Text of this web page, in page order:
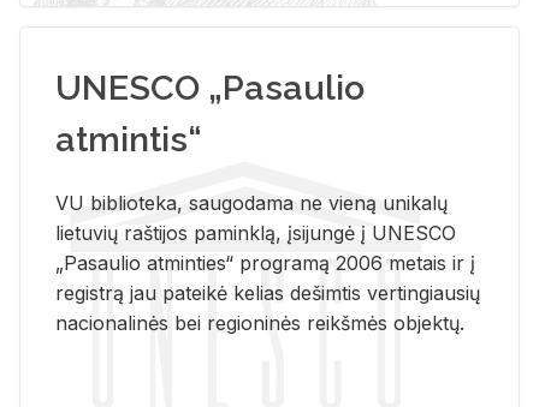
UNESCO „Pasaulio
atmintis“
VU biblioteka, saugodama ne vieną unikalų
lietuvių raštijos paminklą, įsijungė į UNESCO
„Pasaulio atminties“ programą 2006 metais ir į
registrą jau pateikė kelias dešimtis vertingiausių
nacionalinės bei regioninės reikšmės objektų.